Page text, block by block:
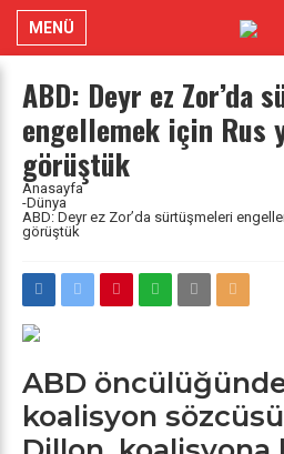
MENÜ
ABD: Deyr ez Zor’da
engellemek için
görüştük
Anasayfa
-Dünya
ABD: Deyr ez Zor’da sürtüşmeleri
görüştük
ABD
koalisyon